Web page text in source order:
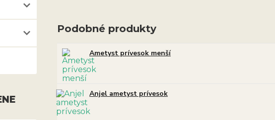
Podobné produkty
Ametyst prívesok menší
Anjel ametyst prívesok